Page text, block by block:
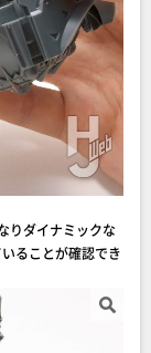
りダイナミックな
ることが確認でき